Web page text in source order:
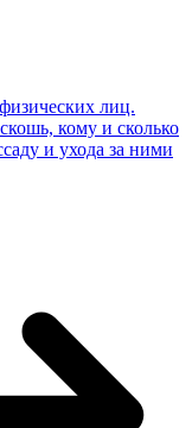
лиц.
кому и сколько
и ухода за ними